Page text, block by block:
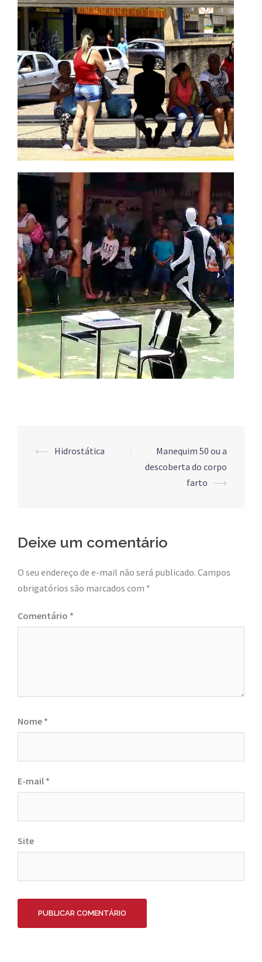
Post
⟵ Hidrostática
Manequim 50 ou a
descoberta do corpo
farto ⟶
Deixe um comentário
O seu endereço de e-mail não será publicado. Campos
obrigatórios são marcados com *
Comentário *
Nome *
E-mail *
Site